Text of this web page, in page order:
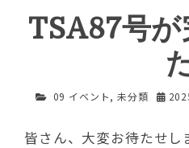
TSA87号
09 イベント,未分類
皆さん、大変お待たせし